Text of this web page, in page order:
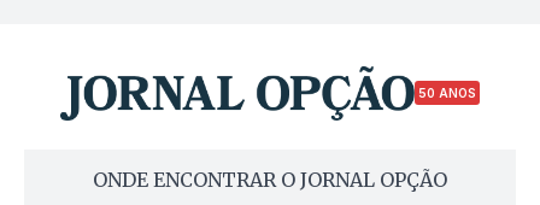
50 ANOS
ONDE ENCONTRAR O JORNAL OPÇÃO